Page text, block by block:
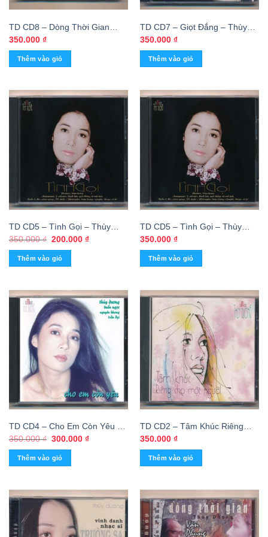
TD CD8 – Dòng Thời Gian
1950 – Thùy Dương
350.000 ₫
Thêm vào giỏ
TD CD7 – Giọt Đắng – Thùy
Dương
350.000 ₫
Thêm vào giỏ
TD CD5 – Tình Gọi – Thùy
Dương (KHÔNG BÌA GỐC)
KGMG
350.000₫ Giá
là:
350.000 ₫.
200.000 ₫Giá
Thêm vào giỏ
TD CD5 – Tình Gọi – Thùy
Dương
350.000 ₫
Thêm vào giỏ
TD CD4 – Cho Em Còn Yêu –
Thùy Dương (Trầy nhẹ)
KGTUS
350.000₫ Giá
là:
350.000 ₫.
300.000 ₫Giá
Thêm vào giỏ
TD CD2 – Tâm Khúc Riêng
Cho Một Người – Thùy Dương
350.000 ₫
Thêm vào giỏ